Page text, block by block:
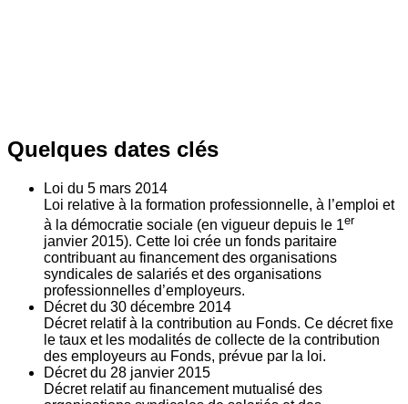
Quelques dates clés
Loi du 5 mars 2014
Loi relative à la formation professionnelle, à l’emploi et
à la démocratie sociale (en vigueur depuis le 1er
janvier 2015). Cette loi crée un fonds paritaire
contribuant au financement des organisations
syndicales de salariés et des organisations
professionnelles d’employeurs.
Décret du 30 décembre 2014
Décret relatif à la contribution au Fonds. Ce décret fixe
le taux et les modalités de collecte de la contribution
des employeurs au Fonds, prévue par la loi.
Décret du 28 janvier 2015
Décret relatif au financement mutualisé des